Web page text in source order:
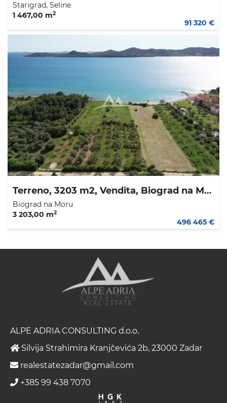
Starigrad, Seline
1 467,00 m2
91 320 €
Terreno, 3203 m2, Vendita, Biograd na Moru
Biograd na Moru
3 203,00 m2
496 465 €
ALPE ADRIA CONSULTING d.o.o.
Silvija Strahimira Kranjčevića 2b, 23000 Zadar
realestatezadar@gmail.com
+385 99 438 7070